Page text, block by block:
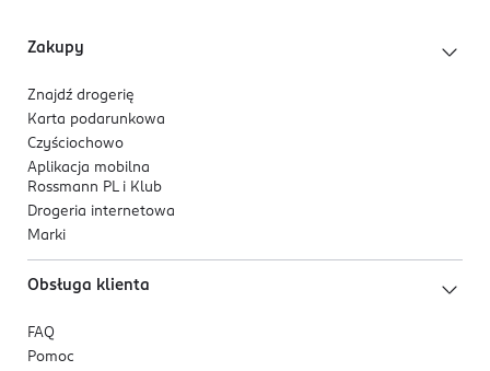
Natychmiastowe, 8-godzinne nawilżenie.
Komfortowa aplikacja i charakterystyczny
zapach wanilii.
Luksusowe opakowanie z elementami z
recyklingu (min. 30%).
Składniki aktywne
Organiczne masło kakaowe.
Zakupy
Znajdź drogerię
Karta podarunkowa
Czyściochowo
Aplikacja mobilna
Rossmann PL i Klub
Drogeria internetowa
Marki
Obsługa klienta
FAQ
Pomoc